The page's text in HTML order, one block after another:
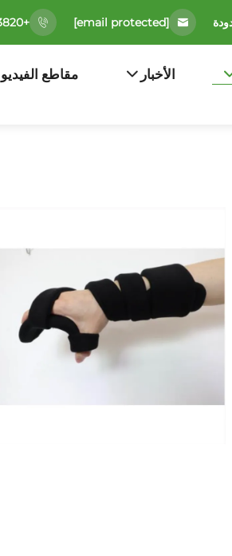
[email protected]
+86-19005923820
الأخبار مقاطع الفيديو